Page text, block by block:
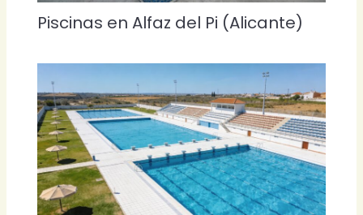
Piscinas en Alfaz del Pi (Alicante)